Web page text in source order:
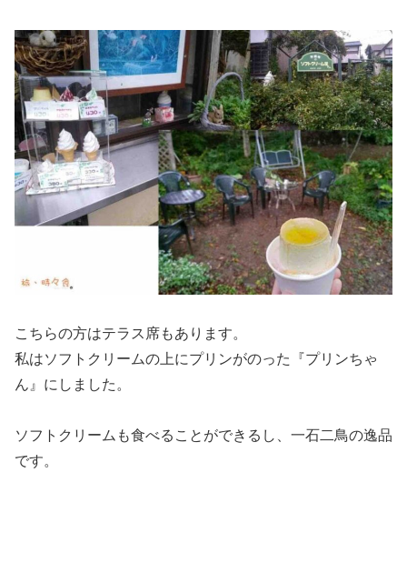
こちらの方はテラス席もあります。
私はソフトクリームの上にプリンがのった『プリンちゃ
ん』にしました。
ソフトクリームも食べることができるし、一石二鳥の逸品
です。